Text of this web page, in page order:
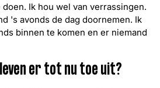
Ik hou wel van verrassingen.
's avonds de dag doornemen. Ik
binnen te komen en er niemand
er tot nu toe uit?